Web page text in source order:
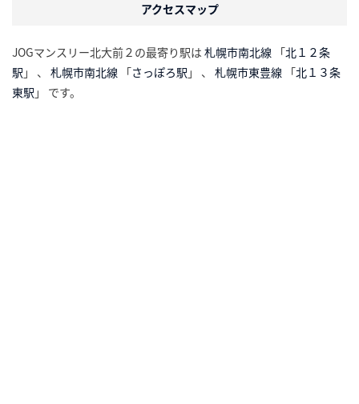
アクセスマップ
JOGマンスリー北大前２の最寄り駅は 札幌市南北線 「北１２条
駅 」 、 札幌市南北線 「さっぽろ駅 」 、 札幌市東豊線 「北１３条
東駅 」 です。